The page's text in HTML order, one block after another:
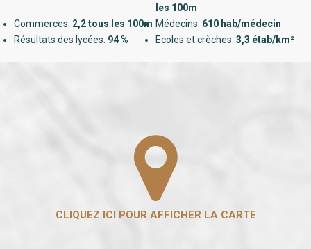
les 100m
Commerces: 2,2 tous les 100m Médecins: 610 hab/médecin
Résultats des lycées: 94 % Ecoles et crèches: 3,3 étab/km²